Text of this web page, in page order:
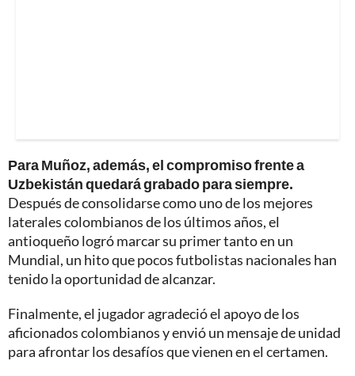
Para Muñoz, además, el compromiso frente a
Uzbekistán quedará grabado para siempre.
Después de consolidarse como uno de los mejores
laterales colombianos de los últimos años, el
antioqueño logró marcar su primer tanto en un
Mundial, un hito que pocos futbolistas nacionales han
tenido la oportunidad de alcanzar.
Finalmente, el jugador agradeció el apoyo de los
aficionados colombianos y envió un mensaje de unidad
para afrontar los desafíos que vienen en el certamen.